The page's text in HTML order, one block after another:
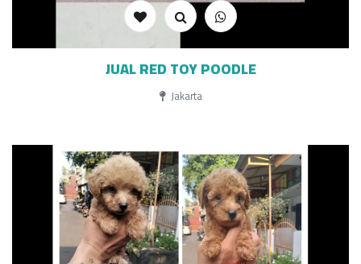
JUAL RED TOY POODLE
Jakarta